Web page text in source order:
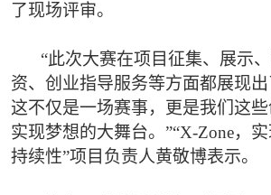
了现场评审。
“此次大赛在项目征集、展示
资、创业指导服务等方面都展现出
这不仅是一场赛事，更是我们这些
实现梦想的大舞台。”“X-Zone，
持续性”项目负责人黄敬博表示。